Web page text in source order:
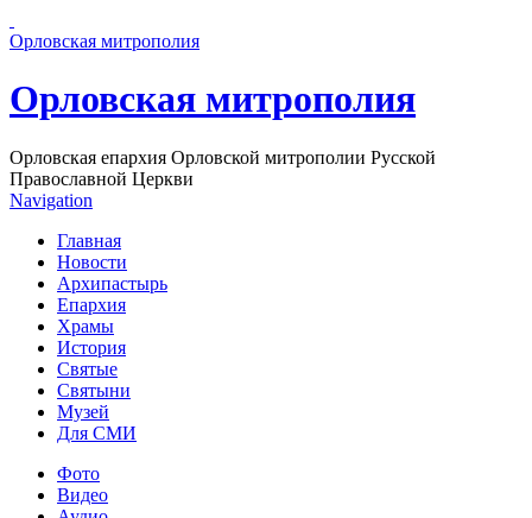
Орловская митрополия
Орловская митрополия
Орловская епархия Орловской митрополии Русской
Православной Церкви
Navigation
Главная
Новости
Архипастырь
Епархия
Храмы
История
Святые
Святыни
Музей
Для СМИ
Фото
Видео